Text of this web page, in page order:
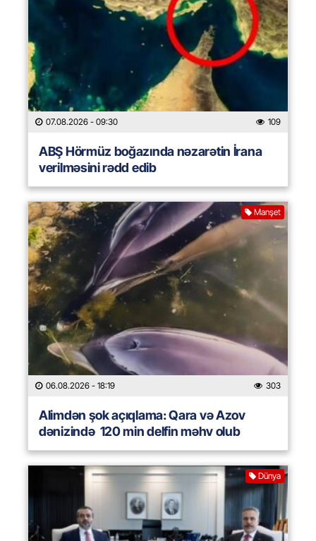
07.08.2026 - 09:30 109
ABŞ Hörmüz boğazında nəzarətin İrana
verilməsini rədd edib
Manşet
06.08.2026 - 18:19 303
Alimdən şok açıqlama: Qara və Azov
dənizində 120 min delfin məhv olub
Dünya